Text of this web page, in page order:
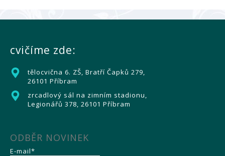
cvičíme zde:
tělocvična 6. ZŠ, Bratří Čapků 279,
26101 Příbram
zrcadlový sál na zimním stadionu,
Legionářů 378, 26101 Příbram
ODBĚR NOVINEK
E-mail*